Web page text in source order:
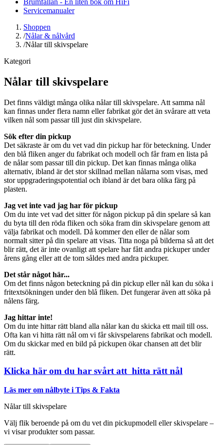
Servicemanualer
Shoppen
/Nålar & nålvård
/Nålar till skivspelare
Kategori
Nålar till skivspelare
Det finns väldigt många olika nålar till skivspelare. Att samma nål
kan finnas under flera namn eller fabrikat gör det än svårare att veta
vilken nål som passar till just din skivspelare.
Sök efter din pickup
Det säkraste är om du vet vad din pickup har för beteckning. Under
den blå fliken anger du fabrikat och modell och får fram en lista på
de nålar som passar till din pickup. Det kan finnas många olika
alternativ, ibland är det stor skillnad mellan nålarna som visas, med
stor uppgraderingspotential och ibland är det bara olika färg på
plasten.
Jag vet inte vad jag har för pickup
Om du inte vet vad det sitter för någon pickup på din spelare så kan
du byta till den röda fliken och söka fram din skivspelare genom att
välja fabrikat och modell. Då kommer den eller de nålar som
normalt sitter på din spelare att visas. Titta noga på bilderna så att det
blir rätt, det är inte ovanligt att spelare har fått andra pickuper under
årens gång eller att de tom såldes med andra pickuper.
Det står något här...
Om det finns någon beteckning på din pickup eller nål kan du söka i
fritextsökningen under den blå fliken. Det fungerar även att söka på
nålens färg.
Jag hittar inte!
Om du inte hittar rätt bland alla nålar kan du skicka ett mail till oss.
Ofta kan vi hitta rätt nål om vi får skivspelarens fabrikat och modell.
Om du skickar med en bild på pickupen ökar chansen att det blir
rätt.
Klicka här om du har svårt att hitta rätt nål
Läs mer om nålbyte i Tips & Fakta
Nålar till skivspelare
Välj flik beroende på om du vet din pickupmodell eller skivspelare –
vi visar produkter som passar.